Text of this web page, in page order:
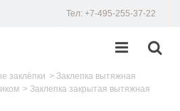
Тел: +7-495-255-37-22
заклёпки > Заклепка вытяжная
> Заклепка закрытая вытяжная